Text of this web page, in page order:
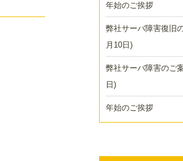
年始のご挨拶
弊社サーバ障害復旧
月10日)
弊社サーバ障害のご
日)
年始のご挨拶